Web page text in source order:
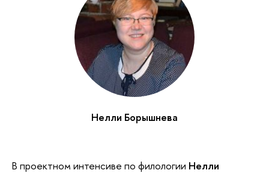
Нелли Борышнева
В проектном интенсиве по филологии Нелли